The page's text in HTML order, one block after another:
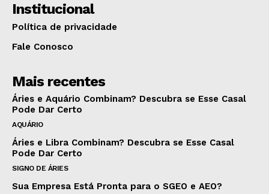
Institucional
Política de privacidade
Fale Conosco
Mais recentes
Áries e Aquário Combinam? Descubra se Esse Casal
Pode Dar Certo
AQUÁRIO
Áries e Libra Combinam? Descubra se Esse Casal
Pode Dar Certo
SIGNO DE ÁRIES
Sua Empresa Está Pronta para o SGEO e AEO?